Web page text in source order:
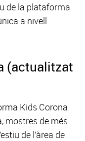
de la plataforma
a nivell
(actualitzat
Kids Corona
mostres de més
de l’àrea de